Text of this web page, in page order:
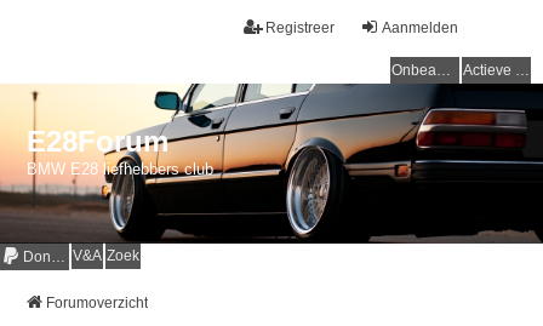
Aanmelden
Registreer
Onbeantwoorde onderwerpen Actieve onderwerpen
E28Forum
BMW E28 liefhebbers club
Donaties V&A Zoek
Forumoverzicht